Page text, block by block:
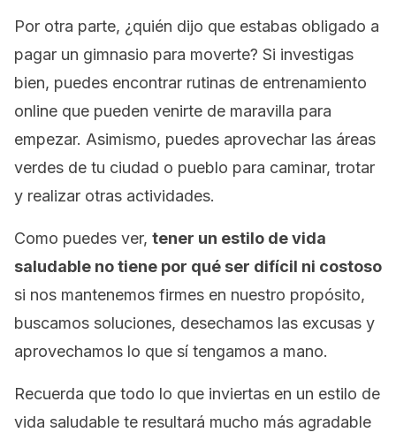
Por otra parte, ¿quién dijo que estabas obligado a
pagar un gimnasio para moverte? Si investigas
bien, puedes encontrar rutinas de entrenamiento
online que pueden venirte de maravilla para
empezar. Asimismo, puedes aprovechar las áreas
verdes de tu ciudad o pueblo para caminar, trotar
y realizar otras actividades.
Como puedes ver, tener un estilo de vida
saludable no tiene por qué ser difícil ni costoso
si nos mantenemos firmes en nuestro propósito,
buscamos soluciones, desechamos las excusas y
aprovechamos lo que sí tengamos a mano.
Recuerda que todo lo que inviertas en un estilo de
vida saludable te resultará mucho más agradable